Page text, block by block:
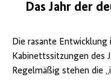
Das Jahr der
Die rasante Entwicklung
Kabinettssitzungen des
Regelmäßig stehen die